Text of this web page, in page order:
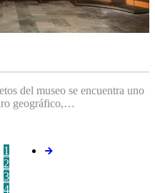
del museo se encuentra uno
geográfico,…
1
2
3
4